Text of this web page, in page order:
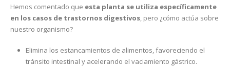
Hemos comentado que esta planta se utiliza específicamente
en los casos de trastornos digestivos, pero ¿cómo actúa sobre
nuestro organismo?
Elimina los estancamientos de alimentos, favoreciendo el
tránsito intestinal y acelerando el vaciamiento gástrico.